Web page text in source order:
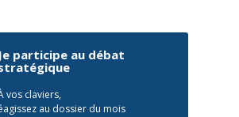
Je participe au débat
vos claviers,
au dossier du mois